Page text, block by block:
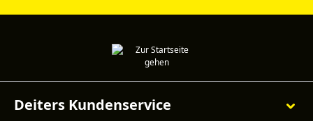
Deiters Kundenservice